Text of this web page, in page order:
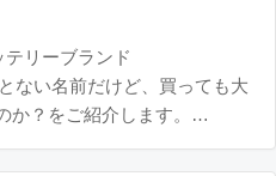
リーブランド
ない名前だけど、買っても大
？をご紹介します。